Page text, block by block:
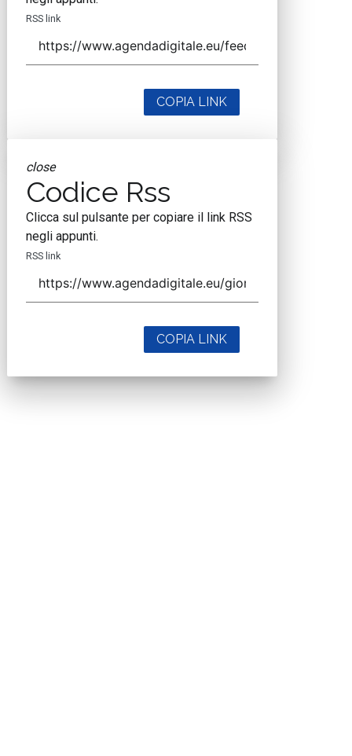
RSS link
COPIA LINK
close
Codice Rss
Clicca sul pulsante per copiare il link RSS
negli appunti.
RSS link
COPIA LINK